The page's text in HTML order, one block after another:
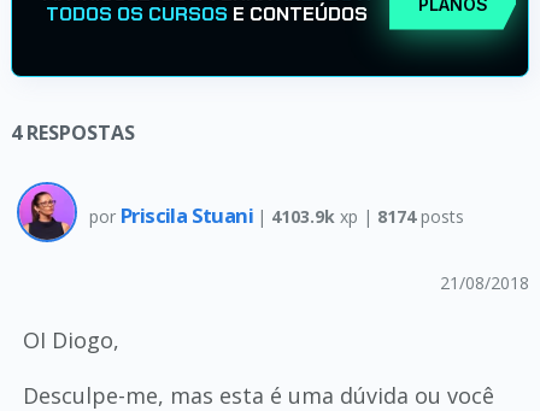
TODOS OS CURSOS E CONTEÚDOS
PLANOS
4RESPOSTAS
por Priscila Stuani | 4103.9k xp | 8174posts
21/08/2018
OI Diogo,
Desculpe-me, mas esta é uma dúvida ou você